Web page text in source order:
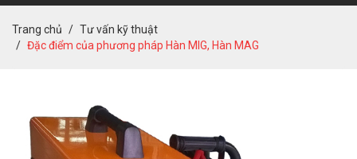
Trang chủ
Tư vấn kỹ thuật
Đặc điểm của phương pháp Hàn MIG, Hàn MAG